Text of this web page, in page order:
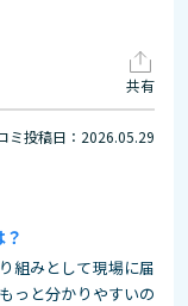
共有
ミ投稿日：2026.05.29
組みとして現場に届
っと分かりやすいの